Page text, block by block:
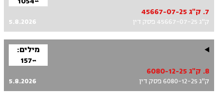
7. ק"ג 45667-07-25
ק"ג 45667-07-25 פסק דין 5.8.2026
מילים:
~157
8. ק"ג 6080-12-25
ק"ג 6080-12-25 פסק דין 5.8.2026